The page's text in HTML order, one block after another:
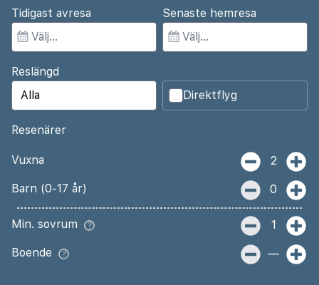
Tidigast avresa Senaste hemresa
Reslängd
Direktflyg
Resenärer
Vuxna 2
Barn (0-17 år) 0
Min. sovrum 1
Boende —